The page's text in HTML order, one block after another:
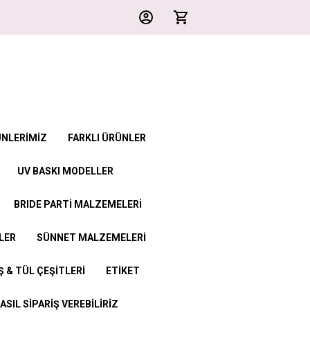
FARKLI ÜRÜNLER
UV BASKI MODELLER
BRIDE PARTİ MALZEMELERİ
SÜNNET MALZEMELERİ
& TÜL ÇEŞİTLERİ ETİKET
SİPARİŞ VEREBİLİRİZ